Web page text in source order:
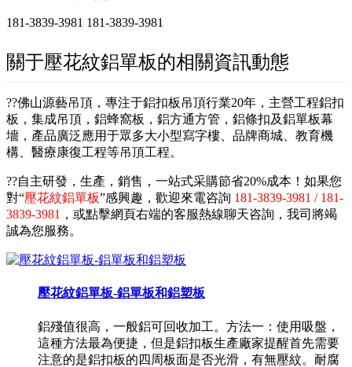
181-3839-3981 181-3839-3981
關于壓花紋鋁單板的相關資訊動態
??佛山源藝吊頂，專注于鋁扣板吊頂行業20年，主營工程鋁扣
板，集成吊頂，鋁蜂窩板，鋁方通方管，鋁條扣及鋁單板幕
墻，產品廣泛應用于眾多大小型寫字樓、品牌商城、教育機
構、醫療康復工程等吊頂工程。
??自主研發，生產，銷售，一站式采購節省20%成本！如果您
對“壓花紋鋁單板”感興趣，歡迎來電咨詢 181-3839-3981 / 181-
3839-3981 ，或點擊網頁右端的客服熱線聊天咨詢，我司將竭
誠為您服務。
壓花紋鋁單板-鋁單板和鋁塑板
鋁殘值很高，一般鋁可回收加工。方法一：使用吸盤，
這種方法最為便捷，但是鋁扣板生產廠家提醒首先需要
注意的是鋁扣板的四周板面是否光滑，有無壓紋。耐腐